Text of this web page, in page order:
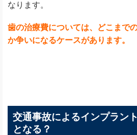
なります。
歯の治療費については、どこまで
か争いになるケースがあります。
交通事故によるインプラン
となる？